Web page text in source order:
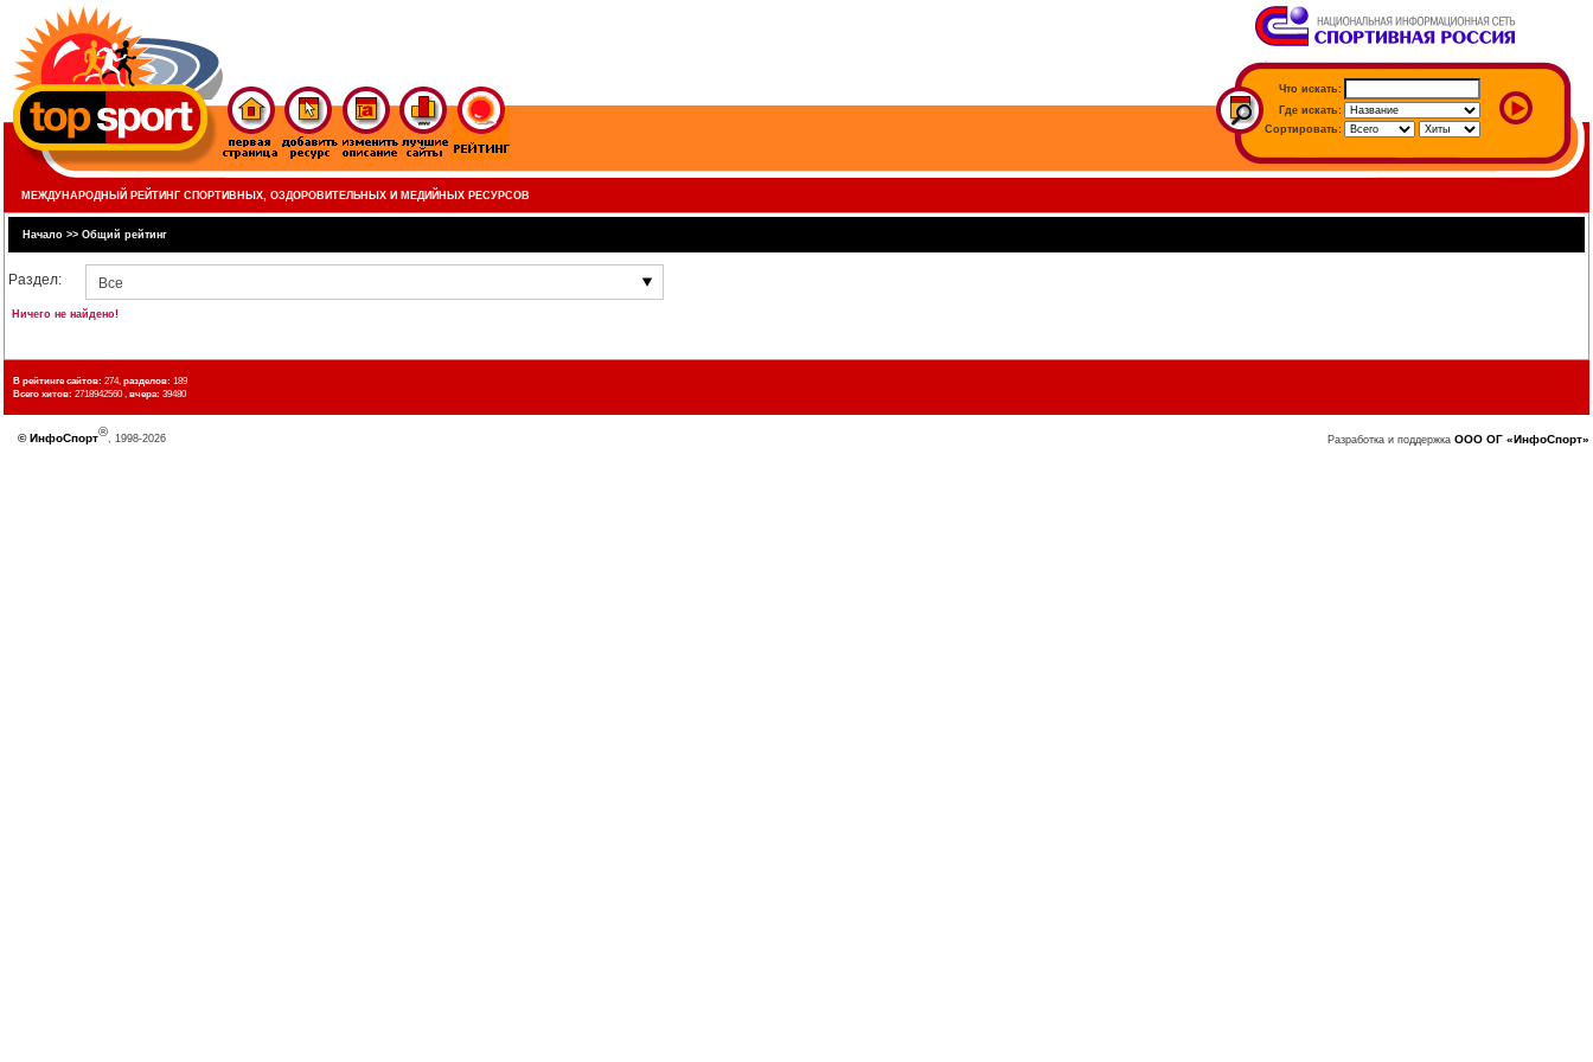
Что искать:
Где искать:
Сортировать:
МЕЖДУНАРОДНЫЙ РЕЙТИНГ СПОРТИВНЫХ, ОЗДОРОВИТЕЛЬНЫХ И МЕДИЙНЫХ РЕСУРСОВ
Начало >> Общий рейтинг
Раздел: Все
Ничего не найдено!
В рейтинге сайтов: 274, разделов: 189
Всего хитов: 2718942560 , вчера: 39480
© ИнфоСпорт®
, 1998-2026 Разработка и поддержка ООО ОГ «ИнфоСпорт»